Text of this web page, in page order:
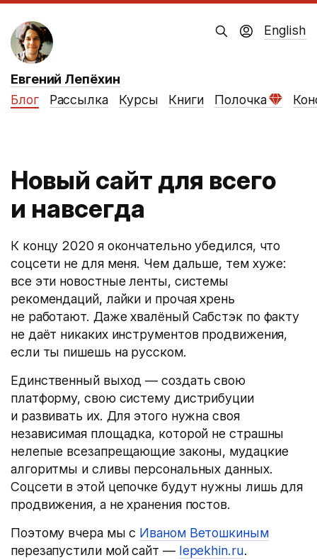
Евгений Лепёхин
Блог
Рассылка Курсы Книги Полочка
English
Новый сайт для всего
и навсегда
К концу 2020 я окончательно убедился, что
соцсети не для меня. Чем дальше, тем хуже:
все эти новостные ленты, системы
рекомендаций, лайки и прочая хрень
не работают. Даже хвалёный Сабстэк по факту
не даёт никаких инструментов продвижения,
если ты пишешь на русском.
Единственный выход — создать свою
платформу, свою систему дистрибуции
и развивать их. Для этого нужна своя
независимая площадка, которой не страшны
нелепые всезапрещающие законы, мудацкие
алгоритмы и сливы персональных данных.
Соцсети в этой цепочке будут нужны лишь для
продвижения, а не хранения постов.
Поэтому вчера мы с Иваном Ветошкиным
перезапустили мой сайт — lepekhin.ru.